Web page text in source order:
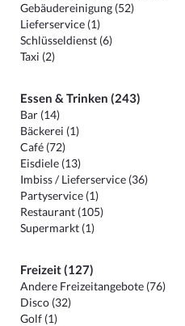
Gebäudereinigung (52)
Lieferservice (1)
Schlüsseldienst (6)
Taxi (2)
Essen & Trinken (243)
Bar (14)
Bäckerei (1)
Café (72)
Eisdiele (13)
Imbiss / Lieferservice (36)
Partyservice (1)
Restaurant (105)
Supermarkt (1)
Freizeit (127)
Andere Freizeitangebote (76)
Disco (32)
Golf (1)